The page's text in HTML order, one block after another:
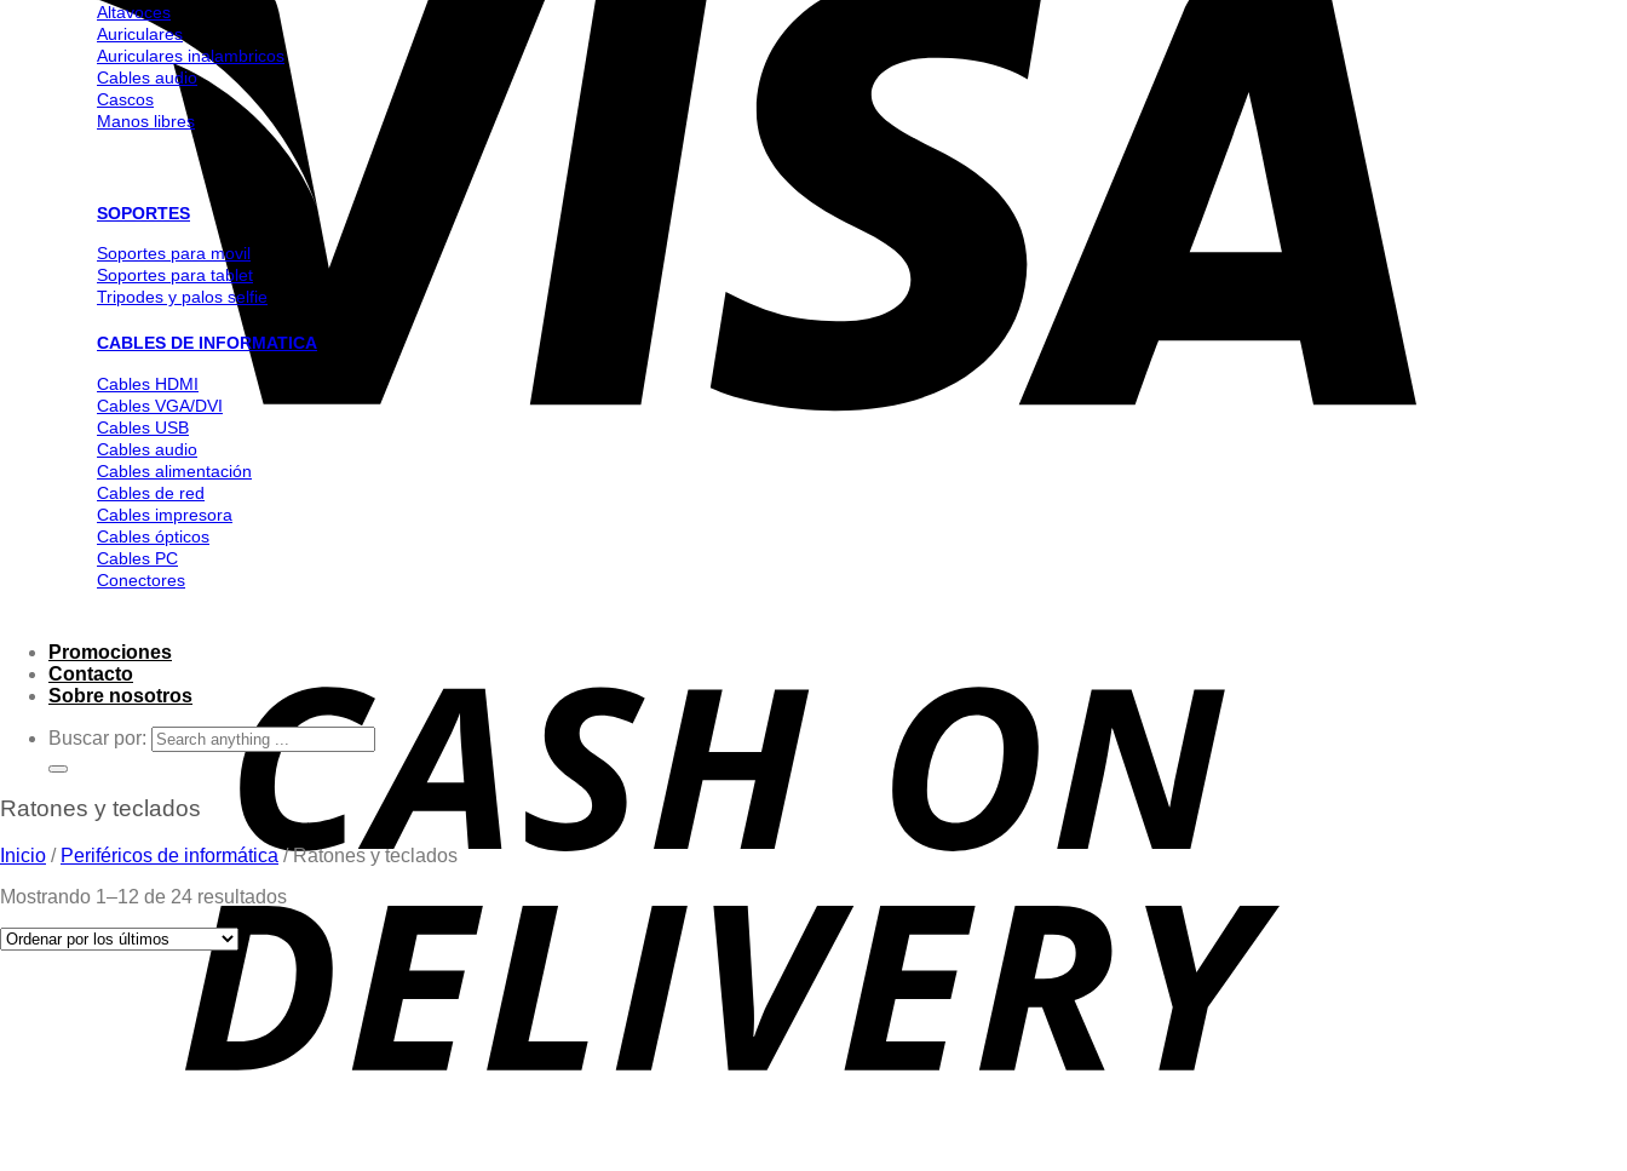
Altavoces
Auriculares
Auriculares inalambricos
Cables audio
Cascos
Manos libres
SOPORTES
Soportes para movil
Soportes para tablet
Tripodes y palos selfie
CABLES DE INFORMATICA
Cables HDMI
Cables VGA/DVI
Cables USB
Cables audio
Cables alimentación
Cables de red
Cables impresora
Cables ópticos
Cables PC
Conectores
Promociones
Contacto
Sobre nosotros
Buscar por:
Ratones y teclados
Inicio / Periféricos de informática /Ratones y teclados
Mostrando 1–12 de 24 resultados